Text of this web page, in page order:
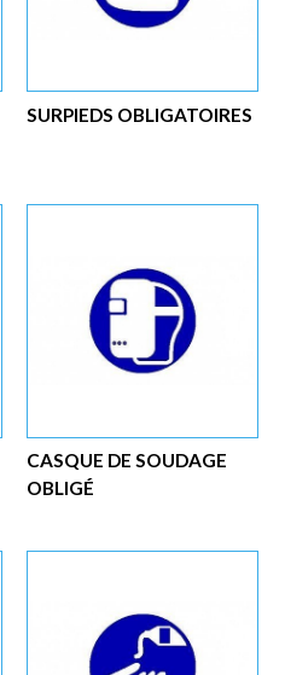
SURPIEDS OBLIGATOIRES
CASQUE DE SOUDAGE
OBLIGÉ